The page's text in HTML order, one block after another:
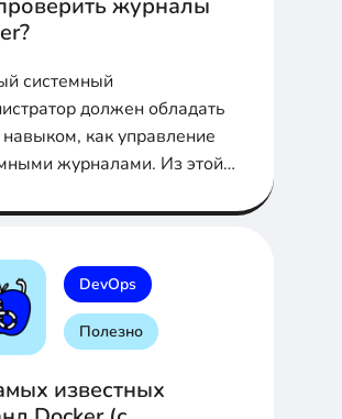
журналы
системный
должен обладать
как управление
журналами. Из этой
которые можно с ними
управлять журналами в
DevOps
Полезно
известных